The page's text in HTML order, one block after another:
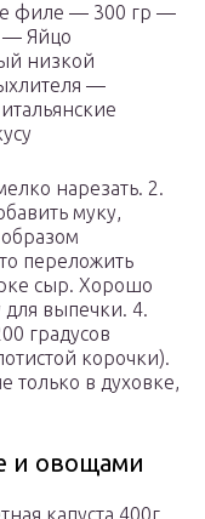
филе — 300 гр —
Яйцо
низкой
—
нарезать. 2.
муку,
переложить
сыр. Хорошо
выпечки. 4.
градусов
корочки).
только в духовке,
и овощами
капуста 400г